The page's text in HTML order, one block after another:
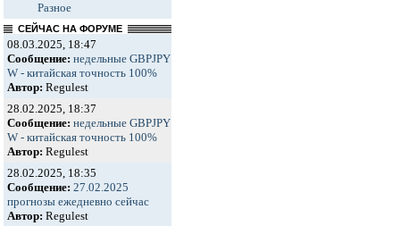
Разное
СЕЙЧАС НА ФОРУМЕ
08.03.2025, 18:47
Сообщение: недельные GBPJPY
W - китайская точность 100%
Автор: Regulest
28.02.2025, 18:37
Сообщение: недельные GBPJPY
W - китайская точность 100%
Автор: Regulest
28.02.2025, 18:35
Сообщение: 27.02.2025
прогнозы ежедневно сейчас
Автор: Regulest